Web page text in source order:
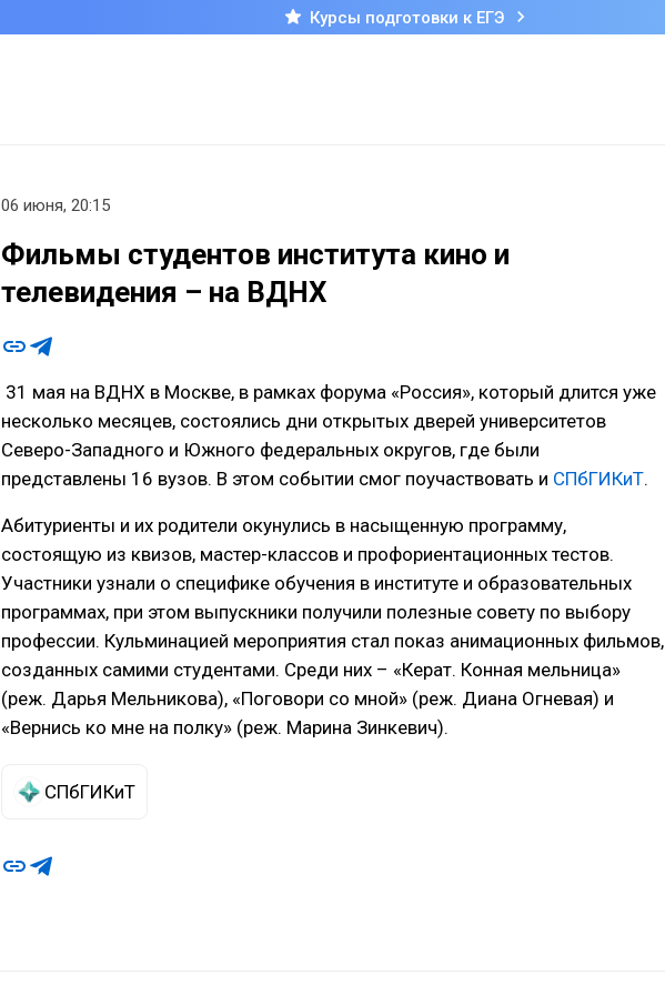
Курсы подготовки к ЕГЭ
06 июня, 20:15
Фильмы студентов института кино и
телевидения – на ВДНХ
31 мая на ВДНХ в Москве, в рамках форума «Россия», который длится уже
несколько месяцев, состоялись дни открытых дверей университетов
Северо-Западного и Южного федеральных округов, где были
представлены 16 вузов. В этом событии смог поучаствовать и СПбГИКиТ.
Абитуриенты и их родители окунулись в насыщенную программу,
состоящую из квизов, мастер-классов и профориентационных тестов.
Участники узнали о специфике обучения в институте и образовательных
программах, при этом выпускники получили полезные совету по выбору
профессии. Кульминацией мероприятия стал показ анимационных фильмов,
созданных самими студентами. Среди них – «Керат. Конная мельница»
(реж. Дарья Мельникова), «Поговори со мной» (реж. Диана Огневая) и
«Вернись ко мне на полку» (реж. Марина Зинкевич).
СПбГИКиТ